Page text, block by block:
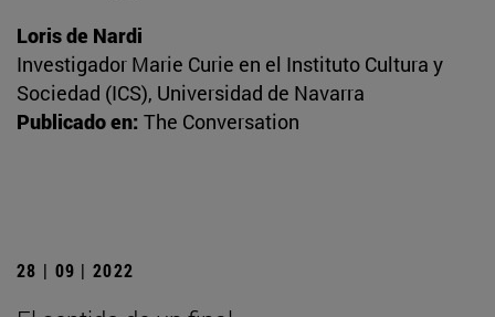
Loris de Nardi
Investigador Marie Curie en el Instituto Cultura y
Sociedad (ICS), Universidad de Navarra
Publicado en: The Conversation
28 | 09 | 2022